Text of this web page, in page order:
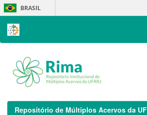
Skip
navigation
BRASIL
Repositório de Múltiplos Acervos da